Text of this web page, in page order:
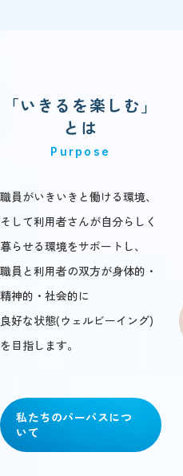
「いきるを楽しむ」
とは
Purpose
職員がいきいきと働ける環境、
そして利用者さんが自分らしく
暮らせる環境をサポートし、
職員と利用者の双方が身体的・
精神的・社会的に
良好な状態(ウェルビーイング)
を目指します。
私たちのパーパスにつ
いて